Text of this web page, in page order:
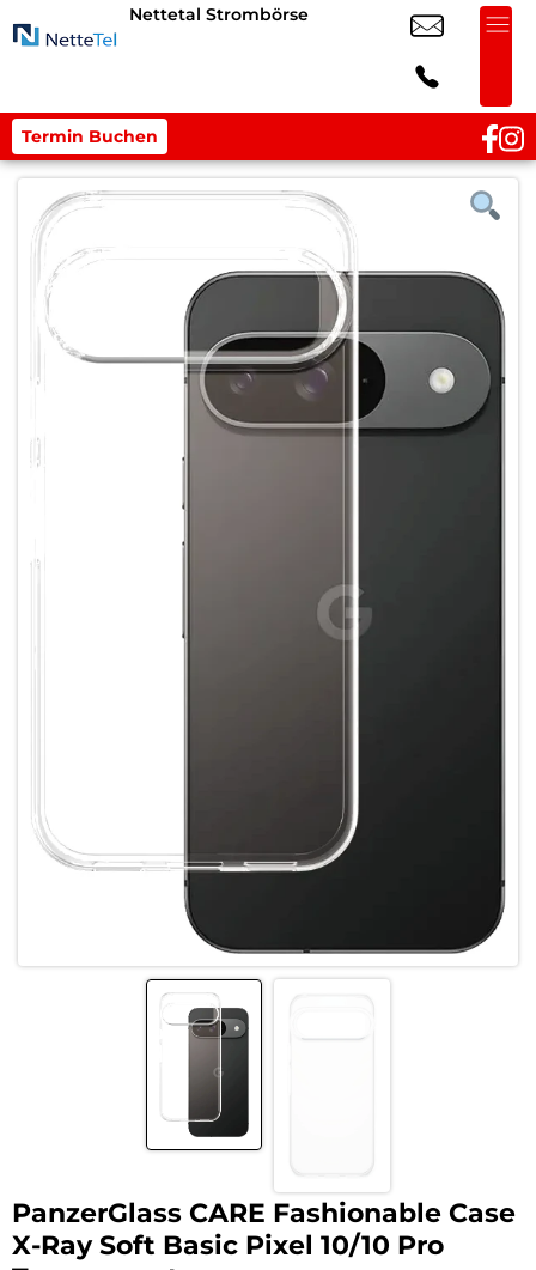
Nettetal Strombörse
Termin Buchen
PanzerGlass CARE Fashionable Case
X-Ray Soft Basic Pixel 10/10 Pro